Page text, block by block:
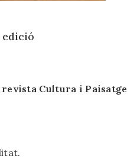
edició
Cultura i Paisatge